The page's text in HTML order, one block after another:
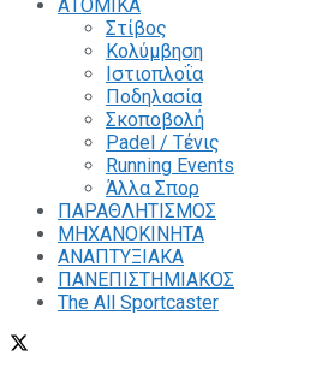
ΑΤΟΜΙΚΑ
Στίβος
Κολύμβηση
Ιστιοπλοΐα
Ποδηλασία
Σκοποβολή
Padel / Τένις
Running Events
Άλλα Σπορ
ΠΑΡΑΘΛΗΤΙΣΜΟΣ
ΜΗΧΑΝΟΚΙΝΗΤΑ
ΑΝΑΠΤΥΞΙΑΚΑ
ΠΑΝΕΠΙΣΤΗΜΙΑΚΟΣ
The All Sportcaster